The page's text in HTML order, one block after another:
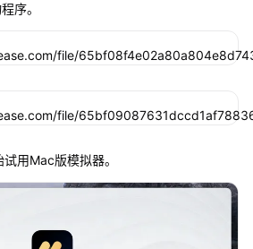
序。
用Mac版模拟器。